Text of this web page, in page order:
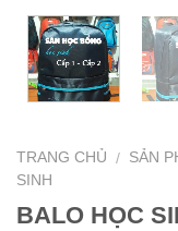
TRANG CHỦ / SẢN
SINH
BALO HỌC